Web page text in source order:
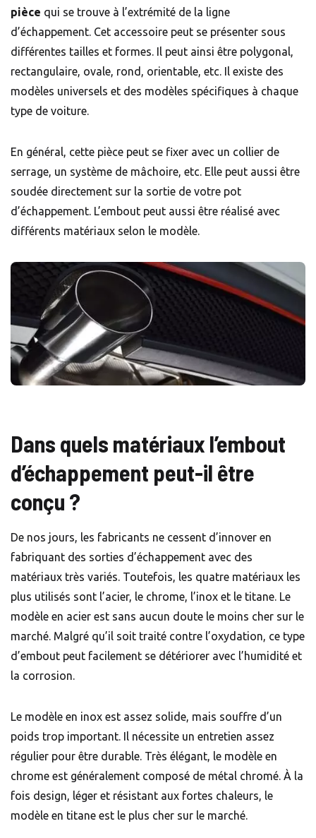
pièce qui se trouve à l’extrémité de la ligne
d’échappement. Cet accessoire peut se présenter sous
différentes tailles et formes. Il peut ainsi être polygonal,
rectangulaire, ovale, rond, orientable, etc. Il existe des
modèles universels et des modèles spécifiques à chaque
type de voiture.
En général, cette pièce peut se fixer avec un collier de
serrage, un système de mâchoire, etc. Elle peut aussi être
soudée directement sur la sortie de votre pot
d’échappement. L’embout peut aussi être réalisé avec
différents matériaux selon le modèle.
Dans quels matériaux l’embout
d’échappement peut-il être
conçu ?
De nos jours, les fabricants ne cessent d’innover en
fabriquant des sorties d’échappement avec des
matériaux très variés. Toutefois, les quatre matériaux les
plus utilisés sont l’acier, le chrome, l’inox et le titane. Le
modèle en acier est sans aucun doute le moins cher sur le
marché. Malgré qu’il soit traité contre l’oxydation, ce type
d’embout peut facilement se détériorer avec l’humidité et
la corrosion.
Le modèle en inox est assez solide, mais souffre d’un
poids trop important. Il nécessite un entretien assez
régulier pour être durable. Très élégant, le modèle en
chrome est généralement composé de métal chromé. À la
fois design, léger et résistant aux fortes chaleurs, le
modèle en titane est le plus cher sur le marché.